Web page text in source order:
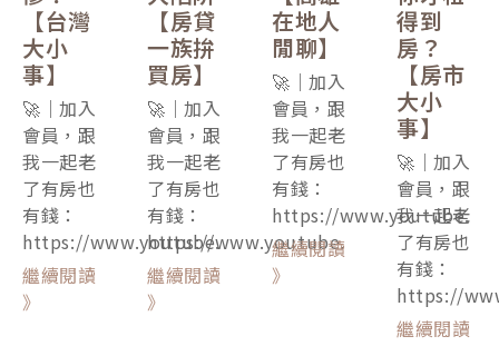
【台灣
大小
事】
🚀｜加入
會員，跟
我一起老
了有房也
有錢：
https://www.youtube.
繼續閱讀
》
【房貸
一族拚
買房】
🚀｜加入
會員，跟
我一起老
了有房也
有錢：
https://www.youtube.
繼續閱讀
》
在地人
閒聊】
🚀｜加入
會員，跟
我一起老
了有房也
有錢：
https://www.youtube.
繼續閱讀
》
得到
房？
【房市
大小
事】
🚀｜加入
會員，跟
我一起老
了有房也
有錢：
https://
繼續閱讀